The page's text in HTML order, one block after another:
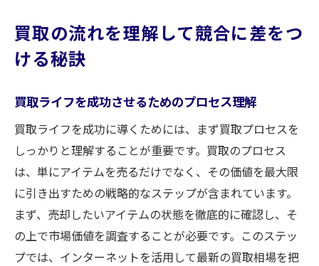
買取の流れを理解して競合に差をつ
ける秘訣
買取ライフを成功させるためのプロセス理解
買取ライフを成功に導くためには、まず買取プロセスを
しっかりと理解することが重要です。買取のプロセス
は、単にアイテムを売るだけでなく、その価値を最大限
に引き出すための戦略的なステップが含まれています。
まず、売却したいアイテムの状態を徹底的に確認し、そ
の上で市場価値を調査することが必要です。このステッ
プでは、インターネットを活用して最新の買取相場を把